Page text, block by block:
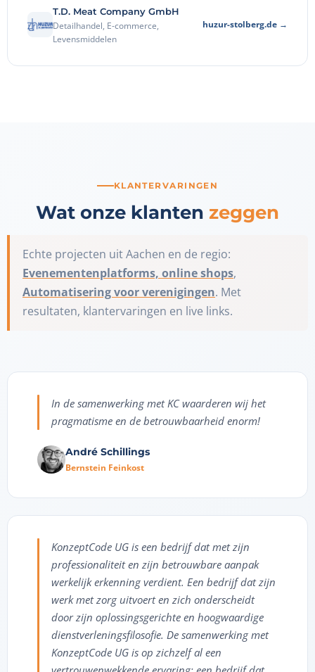
T.D. Meat Company GmbH
Detailhandel, E-commerce,
Levensmiddelen
huzur-stolberg.de →
KLANTERVARINGEN
Wat onze klanten zeggen
Echte projecten uit Aachen en de regio:
Evenementenplatforms, online shops,
Automatisering voor verenigingen. Met
resultaten, klantervaringen en live links.
In de samenwerking met KC waarderen wij het
pragmatisme en de betrouwbaarheid enorm!
André Schillings
Bernstein Feinkost
KonzeptCode UG is een bedrijf dat met zijn
professionaliteit en zijn betrouwbare aanpak
werkelijk erkenning verdient. Een bedrijf dat zijn
werk met zorg uitvoert en zich onderscheidt
door zijn oplossingsgerichte en hoogwaardige
dienstverleningsfilosofie. De samenwerking met
KonzeptCode UG is op zichzelf al een